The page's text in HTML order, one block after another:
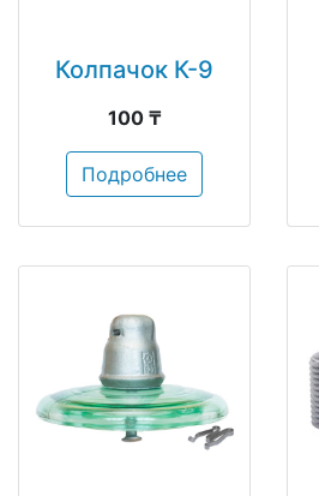
Колпачок К-9
100 ₸
Подробнее